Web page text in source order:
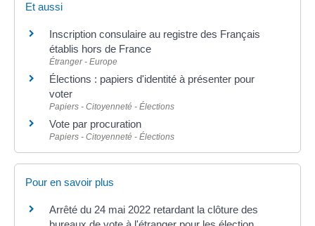
Et aussi
Inscription consulaire au registre des Français
établis hors de France
Étranger - Europe
Élections : papiers d'identité à présenter pour
voter
Papiers - Citoyenneté - Élections
Vote par procuration
Papiers - Citoyenneté - Élections
Pour en savoir plus
Arrêté du 24 mai 2022 retardant la clôture des